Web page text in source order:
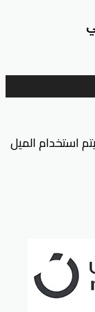
استخدام الميل